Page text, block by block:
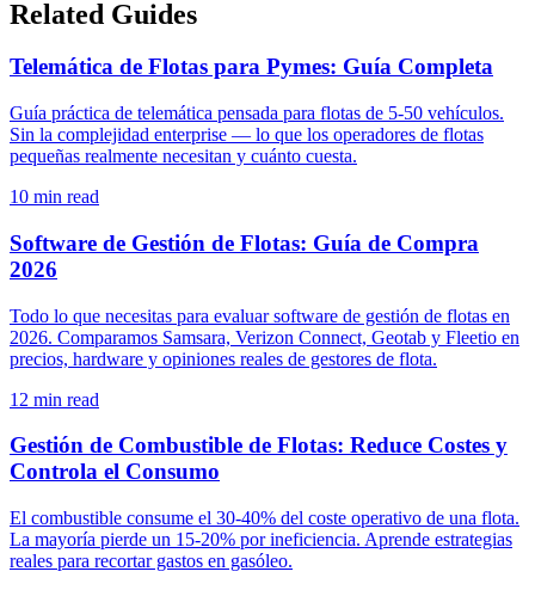
Related Guides
Telemática de Flotas para Pymes: Guía Completa
Guía práctica de telemática pensada para flotas de 5-50 vehículos.
Sin la complejidad enterprise — lo que los operadores de flotas
pequeñas realmente necesitan y cuánto cuesta.
10 min read
Software de Gestión de Flotas: Guía de Compra
2026
Todo lo que necesitas para evaluar software de gestión de flotas en
2026. Comparamos Samsara, Verizon Connect, Geotab y Fleetio en
precios, hardware y opiniones reales de gestores de flota.
12 min read
Gestión de Combustible de Flotas: Reduce Costes y
Controla el Consumo
El combustible consume el 30-40% del coste operativo de una flota.
La mayoría pierde un 15-20% por ineficiencia. Aprende estrategias
reales para recortar gastos en gasóleo.